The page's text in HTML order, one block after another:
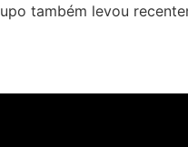
também levou